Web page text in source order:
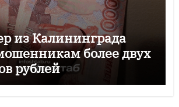
из Калининграда
более двух
рублей